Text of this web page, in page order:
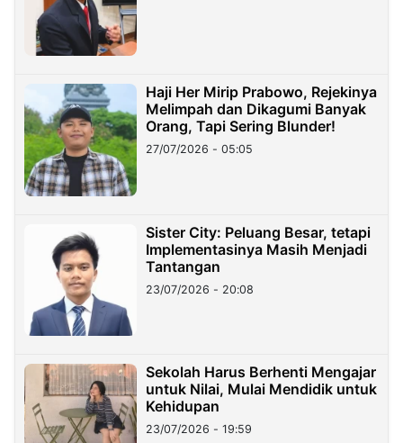
Haji Her Mirip Prabowo, Rejekinya
Melimpah dan Dikagumi Banyak
Orang, Tapi Sering Blunder!
27/07/2026 - 05:05
Sister City: Peluang Besar, tetapi
Implementasinya Masih Menjadi
Tantangan
23/07/2026 - 20:08
Sekolah Harus Berhenti Mengajar
untuk Nilai, Mulai Mendidik untuk
Kehidupan
23/07/2026 - 19:59